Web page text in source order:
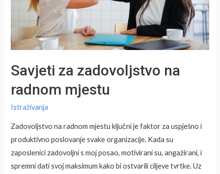
Savjeti za zadovoljstvo na
radnom mjestu
Istraživanja
Zadovoljstvo na radnom mjestu ključni je faktor za uspješno i
produktivno poslovanje svake organizacije. Kada su
zaposlenici zadovoljni s moj posao, motivirani su, angažirani, i
spremni dati svoj maksimum kako bi ostvarili ciljeve tvrtke. Uz